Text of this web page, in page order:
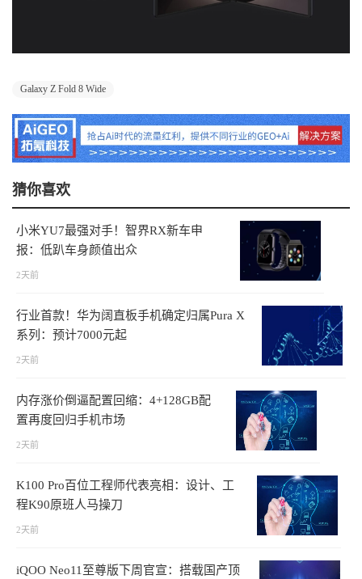
Galaxy Z Fold 8 Wide
猜你喜欢
小米YU7最强对手！智界RX新车申
报：低趴车身颜值出众
2天前
行业首款！华为阔直板手机确定归属Pura X
系列：预计7000元起
2天前
内存涨价倒逼配置回缩：4+128GB配
置再度回归手机市场
2天前
K100 Pro百位工程师代表亮相：设计、工
程K90原班人马操刀
2天前
iQOO Neo11至尊版下周官宣：搭载国产顶